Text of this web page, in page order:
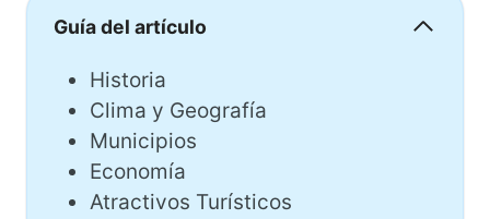
Guía del artículo
Historia
Clima y Geografía
Municipios
Economía
Atractivos Turísticos